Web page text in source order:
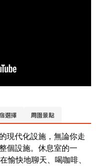
選擇 周圍景點
現代化設施，無論你走
個設施。休息室的一
愉快地聊天、喝咖啡、